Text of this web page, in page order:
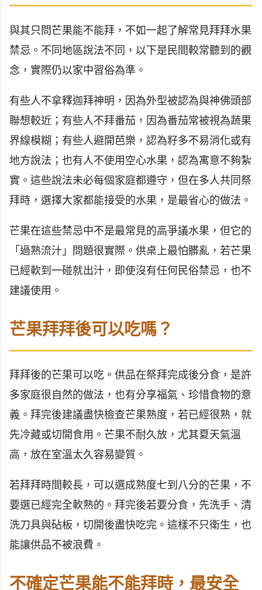
與其只問芒果能不能拜，不如一起了解常見拜拜水果
禁忌。不同地區說法不同，以下是民間較常聽到的觀
念，實際仍以家中習俗為準。
有些人不拿釋迦拜神明，因為外型被認為與神佛頭部
聯想較近；有些人不拜番茄，因為番茄常被視為蔬果
界線模糊；有些人避開芭樂，認為籽多不易消化或有
地方說法；也有人不使用空心水果，認為寓意不夠紮
實。這些說法未必每個家庭都遵守，但在多人共同祭
拜時，選擇大家都能接受的水果，是最省心的做法。
芒果在這些禁忌中不是最常見的高爭議水果，但它的
「過熟流汁」問題很實際。供桌上最怕髒亂，若芒果
已經軟到一碰就出汁，即使沒有任何民俗禁忌，也不
建議使用。
芒果拜拜後可以吃嗎？
拜拜後的芒果可以吃。供品在祭拜完成後分食，是許
多家庭很自然的做法，也有分享福氣、珍惜食物的意
義。拜完後建議盡快檢查芒果熟度，若已經很熟，就
先冷藏或切開食用。芒果不耐久放，尤其夏天氣溫
高，放在室溫太久容易變質。
若拜拜時間較長，可以選成熟度七到八分的芒果，不
要選已經完全軟熟的。拜完後若要分食，先洗手、清
洗刀具與砧板，切開後盡快吃完。這樣不只衛生，也
能讓供品不被浪費。
不確定芒果能不能拜時，最安全